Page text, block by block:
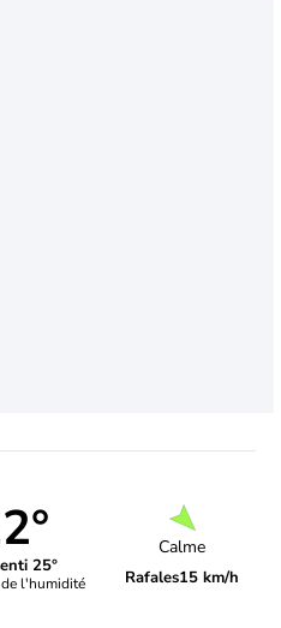
25°
l'humidité
Calme
Rafales15 km/h